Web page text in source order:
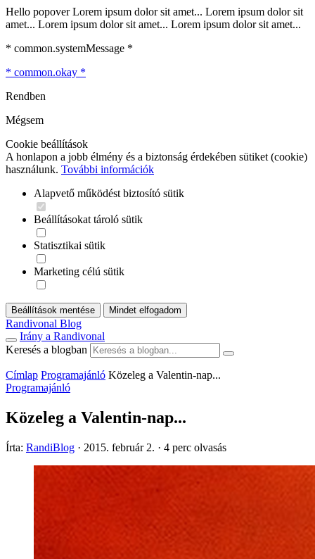
Hello popover Lorem ipsum dolor sit amet... Lorem ipsum dolor sit
amet... Lorem ipsum dolor sit amet... Lorem ipsum dolor sit amet...
* common.systemMessage *
* common.okay *
Rendben
Mégsem
Cookie beállítások
A honlapon a jobb élmény és a biztonság érdekében sütiket (cookie)
használunk. További információk
Alapvető működést biztosító sütik
Beállításokat tároló sütik
Statisztikai sütik
Marketing célú sütik
Beállítások mentése Mindet elfogadom
Randivonal Blog
Irány a Randivonal
Keresés a blogban
Címlap Programajánló Közeleg a Valentin-nap...
Programajánló
Közeleg a Valentin-nap...
Írta: RandiBlog · 2015. február 2. · 4 perc olvasás